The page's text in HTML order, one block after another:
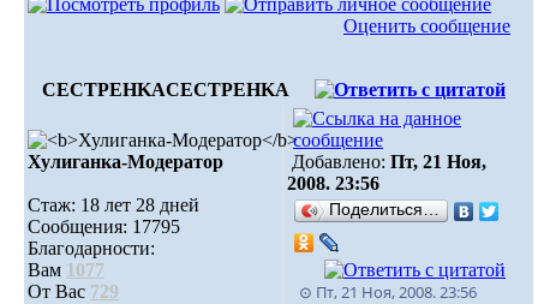
Оценить сообщение
CECTPEHKACECTPEHKA
Хулиганка-Модератор
Стаж: 18 лет 28 дней
Сообщения: 17795
Благодарности:
Вам 1077
От Вас 729
Добавлено: Пт, 21 Ноя,
2008. 23:56
Поделиться…
⊙ Пт, 21 Ноя, 2008. 23:56